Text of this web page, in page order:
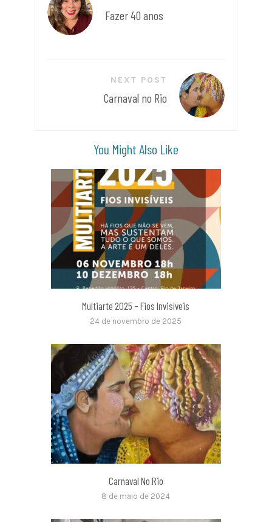
Fazer 40 anos
NEXT POST
Carnaval no Rio
You Might Also Like
Multiarte 2025 – Fios Invisíveis
24 de novembro de 2025
Carnaval No Rio
8 de maio de 2024